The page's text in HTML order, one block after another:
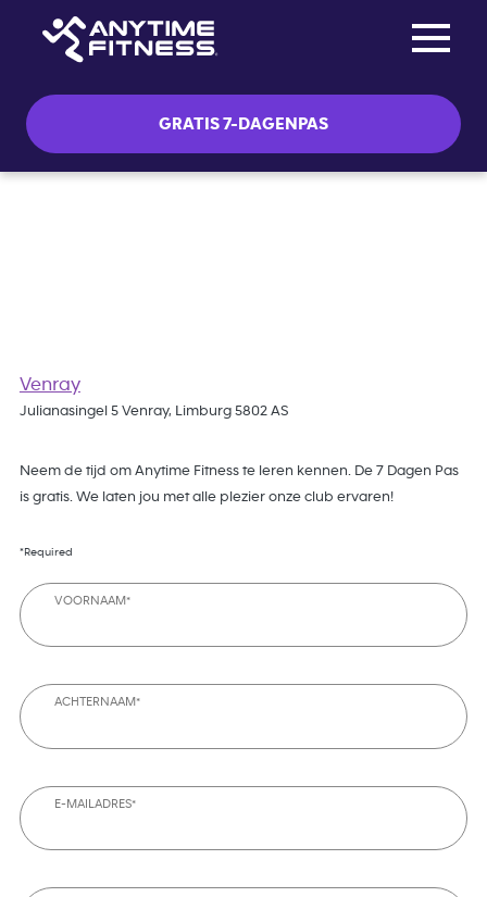
GRATIS 7-DAGENPAS
Venray
Julianasingel 5 Venray, Limburg 5802 AS
Neem de tijd om Anytime Fitness te leren kennen. De 7 Dagen Pas
is gratis. We laten jou met alle plezier onze club ervaren!
*Required
VOORNAAM*
ACHTERNAAM*
E-MAILADRES*